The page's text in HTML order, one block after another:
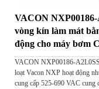
VACON
vòng kín làm mát
động cho máy bơm
VACON NXP00186-
loạt Vacon NXP hoạt động
cung cấp 525-690 VAC cung